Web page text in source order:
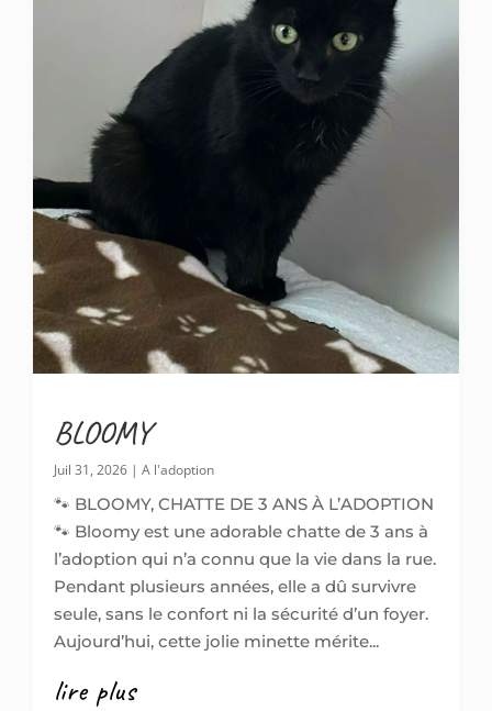
BLOOMY
Juil 31, 2026 | A l'adoption
🐾 BLOOMY, CHATTE DE 3 ANS À L’ADOPTION
🐾 Bloomy est une adorable chatte de 3 ans à
l’adoption qui n’a connu que la vie dans la rue.
Pendant plusieurs années, elle a dû survivre
seule, sans le confort ni la sécurité d’un foyer.
Aujourd’hui, cette jolie minette mérite...
lire plus